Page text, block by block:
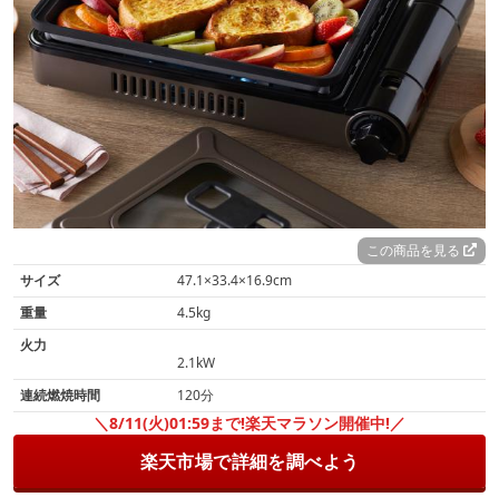
この商品を見る
サイズ
47.1×33.4×16.9cm
重量
4.5kg
火力
2.1kW
連続燃焼時間
120分
＼8/11(火)01:59まで!楽天マラソン開催中!／
楽天市場で詳細を調べよう